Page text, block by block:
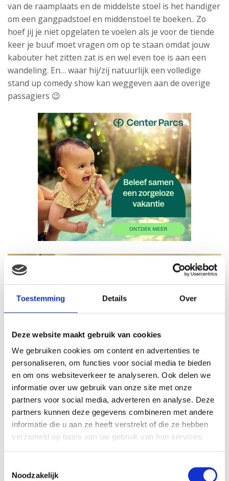
Toestemming Details Over
Deze website maakt gebruik van cookies
We gebruiken cookies om content en advertenties te
personaliseren, om functies voor social media te bieden
en om ons websiteverkeer te analyseren. Ook delen we
informatie over uw gebruik van onze site met onze
partners voor social media, adverteren en analyse. Deze
partners kunnen deze gegevens combineren met andere
informatie die u aan ze heeft verstrekt of die ze hebben
verzameld op basis van uw gebruik van hun services.
Noodzakelijk
van de raamplaats en de middelste stoel is het handiger
om een gangpadstoel en middenstoel te boeken.. Zo
hoef jij je niet opgelaten te voelen als je voor de tiende
keer je buuf moet vragen om op te staan omdat jouw
kabouter het zitten zat is en wel even toe is aan een
wandeling. En… waar hij/zij natuurlijk een volledige
stand up comedy show kan weggeven aan de overige
passagiers 😉